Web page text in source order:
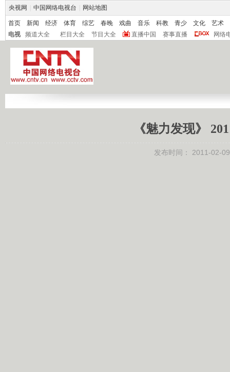
央视网 中国网络电视台 网站地图
首页 新闻 经济 体育 综艺 春晚 戏曲 音乐 科教 青少 文化
艺术
电视
频道大全 栏目大全 节目大全 直播中国 赛事直播 网络
《魅力发现》
发布时间： 2011-02-